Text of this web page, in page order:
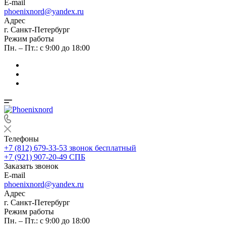
E-mail
phoenixnord@yandex.ru
Адрес
г. Санкт-Петербург
Режим работы
Пн. – Пт.: с 9:00 до 18:00
Телефоны
+7 (812) 679-33-53 звонок бесплатный
+7 (921) 907-20-49 СПБ
Заказать звонок
E-mail
phoenixnord@yandex.ru
Адрес
г. Санкт-Петербург
Режим работы
Пн. – Пт.: с 9:00 до 18:00